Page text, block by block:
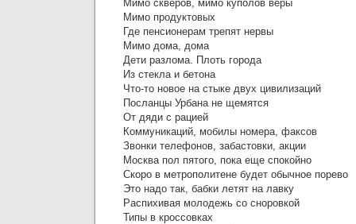
Мимо скверов, мимо куполов веры
Мимо продуктовых
Где пенсионерам трепят нервы
Мимо дома, дома
Дети разлома. Плоть города
Из стекла и бетона
Что-то новое на стыке двух цивилизаций
Посланцы Урбана не щемятся
От дяди с рацией
Коммуникаций, мобилы номера, факсов
Звонки телефонов, забастовки, акции
Москва пол пятого, пока еще спокойно
Скоро в метрополитене будет обычное порево
Это надо так, бабки летят на лавку
Распихивая молодежь со сноровкой
Типы в кроссовках